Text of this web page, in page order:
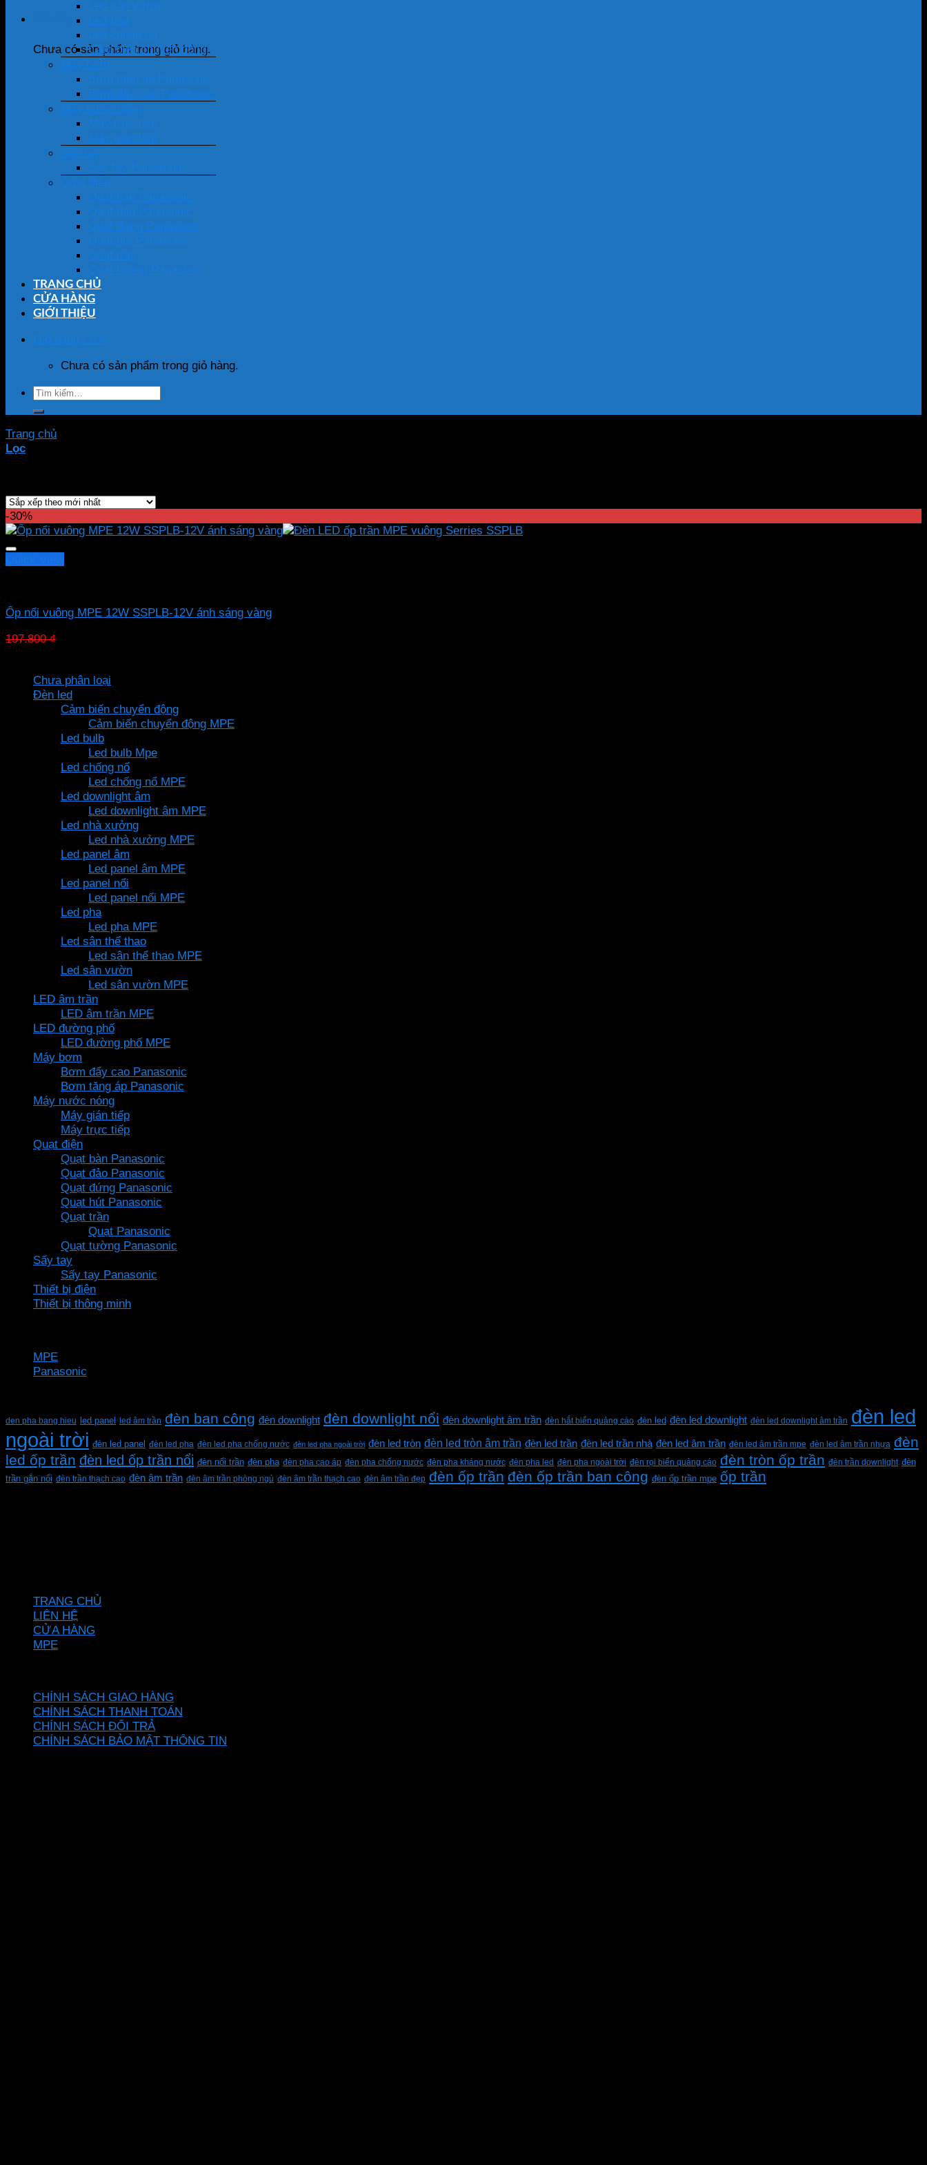
Giỏ hàng
Chưa có sản phẩm trong giỏ hàng.
Led sân vườn
Led pha
Led chống nổ
Cảm biến chuyển động
Máy bơm
Bơm tăng áp Panasonic
Bơm đẩy cao Panasonic
Máy nước nóng
Máy trực tiếp
Máy gián tiếp
Sấy tay
Sấy tay Panasonic
Quạt điện
Quạt bàn Panasonic
Quạt đảo Panasonic
Quạt đứng Panasonic
Quạt hút Panasonic
Quạt trần
Quạt tường Panasonic
TRANG CHỦ
CỬA HÀNG
GIỚI THIỆU
Giỏ hàng / 0 ₫
Chưa có sản phẩm trong giỏ hàng.
Tìm
Trang chủ
Lọc
-30%
Ốp nổi vuông MPE 12W SSPLB-12V ánh sáng vàng
197.800₫
197.800 ₫.là:
Chưa phân loại
Đèn led
Cảm biến chuyển động
Cảm biến chuyển động MPE
Led bulb
Led bulb Mpe
Led chống nổ
Led chống nổ MPE
Led downlight âm
Led downlight âm MPE
Led nhà xưởng
Led nhà xưởng MPE
Led panel âm
Led panel âm MPE
Led panel nổi
Led panel nổi MPE
Led pha
Led pha MPE
Led sân thể thao
Led sân thể thao MPE
Led sân vườn
Led sân vườn MPE
LED âm trần
LED âm trần MPE
LED đường phố
LED đường phố MPE
Máy bơm
Bơm đẩy cao Panasonic
Bơm tăng áp Panasonic
Máy nước nóng
Máy gián tiếp
Máy trực tiếp
Quạt điện
Quạt bàn Panasonic
Quạt đảo Panasonic
Quạt đứng Panasonic
Quạt hút Panasonic
Quạt trần
Quạt Panasonic
Quạt tường Panasonic
Sấy tay
Sấy tay Panasonic
Thiết bị điện
Thiết bị thông minh
MPE
Panasonic
den pha bang hieu led panel led âm trần đèn ban công đèn downlight đèn downlight nổi đèn downlight âm trần đèn hắt biển quảng cáo đèn led đèn led downlight đèn led downlight âm trần đèn led
ngoài trời đèn led panel đèn led pha đèn led pha chống nước đèn led pha ngoài trời đèn led tròn đèn led tròn âm trần đèn led trần đèn led trần nhà đèn led âm trần đèn led âm trần mpe đèn led âm trần nhựa đèn
led ốp trần đèn led ốp trần nổi đèn nổi trần đèn pha đèn pha cao áp đèn pha chống nước đèn pha kháng nước đèn pha led đèn pha ngoài trời đèn rọi biển quảng cáo đèn tròn ốp trần đèn trần downlight đèn
trần gắn nổi đèn trần thạch cao đèn âm trần đèn âm trần phòng ngủ đèn âm trần thạch cao đèn âm trần đẹp đèn ốp trần đèn ốp trần ban công đèn ốp trần mpe ốp trần
TRANG CHỦ
LIÊN HỆ
CỬA HÀNG
MPE
CHÍNH SÁCH GIAO HÀNG
CHÍNH SÁCH THANH TOÁN
CHÍNH SÁCH ĐỔI TRẢ
CHÍNH SÁCH BẢO MẬT THÔNG TIN